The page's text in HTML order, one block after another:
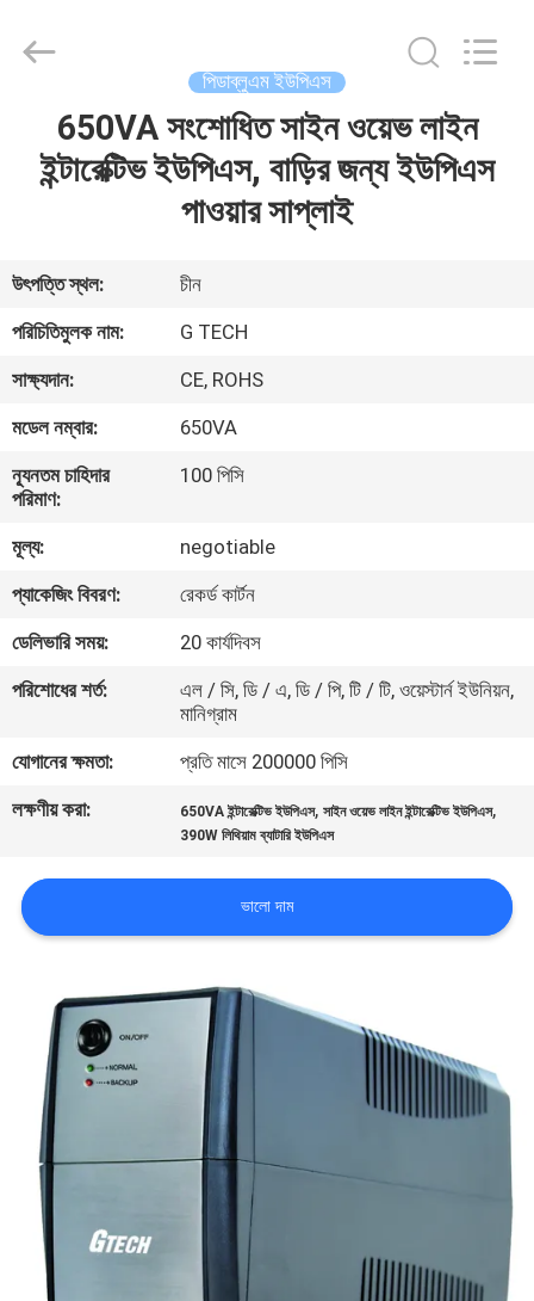
আমাদের
সম্বন্ধে
কারখানা
পরিদর্শন
নিয়ন্ত্রণ
আমাদের
সাথে
খবর
একটি
উদ্ধৃতি
করুন
সাইট
ম্যাপ
গোপনীয়তা
নীতি
POWER
GROUP.
পিডাব্লুএম ইউপিএস
650VA সংশোধিত সাইন ওয়েভ লাইন
ইন্টারেক্টিভ ইউপিএস, বাড়ির জন্য ইউপিএস
পাওয়ার সাপ্লাই
উৎপত্তি স্থল:
চীন
পরিচিতিমুলক নাম:
G TECH
সাক্ষ্যদান:
CE, ROHS
মডেল নম্বার:
650VA
ন্যূনতম চাহিদার
পরিমাণ:
100 পিসি
মূল্য:
negotiable
প্যাকেজিং বিবরণ:
রেকর্ড কার্টন
ডেলিভারি সময়:
20 কার্যদিবস
পরিশোধের শর্ত:
এল / সি, ডি / এ, ডি / পি, টি / টি, ওয়েস্টার্ন ইউনিয়ন,
মানিগ্রাম
যোগানের ক্ষমতা:
প্রতি মাসে 200000 পিসি
লক্ষণীয় করা:
650VA ইন্টারেক্টিভ ইউপিএস,সাইন ওয়েভ লাইন ইন্টারেক্টিভ ইউপিএস,
390W লিথিয়াম ব্যাটারি ইউপিএস
ভালো দাম